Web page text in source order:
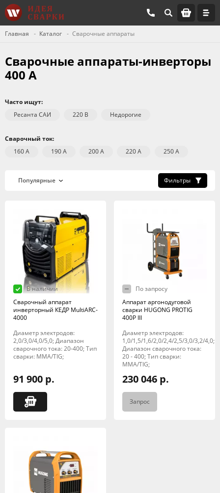
Главная Каталог Сварочные аппараты
Сварочные аппараты-инверторы
400 А
Часто ищут:
Ресанта САИ
220 В Недорогие
Сварочный ток:
160 А
190 А 200 А 220 А 250 А
Фильтры
В наличии
Сварочный аппарат
инверторный КЕДР MultiARC-
4000
Диаметр электродов:
2,0/3,0/4,0/5,0; Диапазон
сварочного тока: 20-400; Тип
сварки: MMA/TIG;
91 900 р.
По запросу
Аппарат аргонодуговой
сварки HUGONG PROTIG
400P III
Диаметр электродов:
1,0/1,5/1,6/2,0/2,4/2,5/3,0/3,2/4,0;
Диапазон сварочного тока:
20 - 400; Тип сварки:
MMA/TIG;
230 046 р.
Запрос